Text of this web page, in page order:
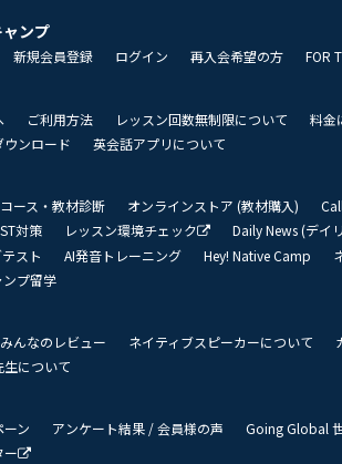
ンプ
新規会員登録 ログイン 再入会希望の方 FOR
ご利用方法 レッスン回数無制限について 料金
ンロード
英会話アプリについて
コース・教材診断 オンラインストア (教材購入)
対策
レッスン環境チェック Daily News (デイ
スト
AI発音トレーニング Hey! Native Camp
ンプ留学
みんなのレビュー ネイティブスピーカーについて
について
ン アンケート結果 / 会員様の声 Going Global
ー